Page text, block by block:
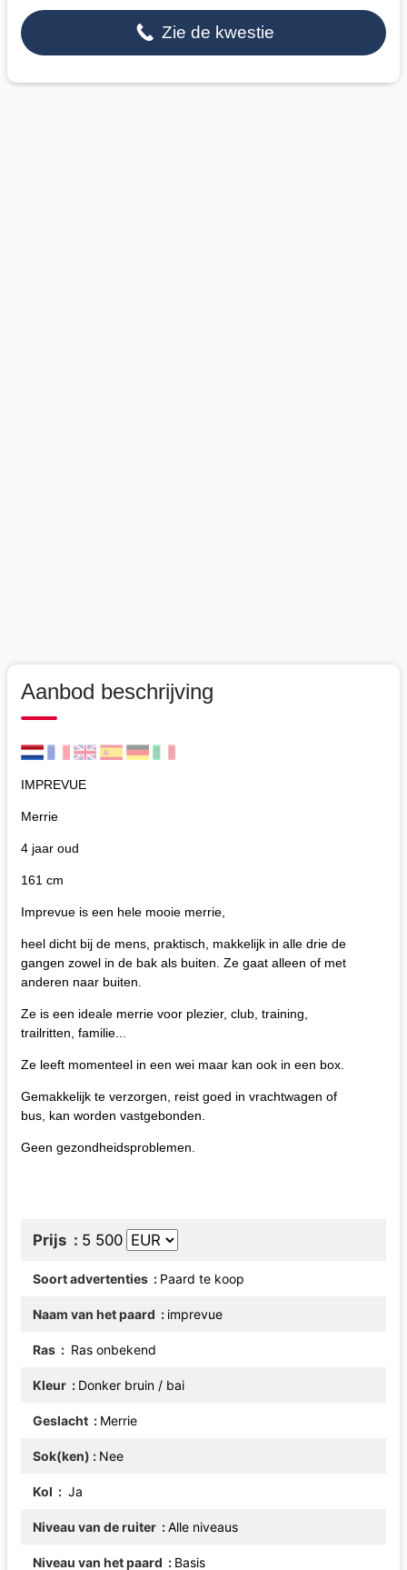
Zie de kwestie
Aanbod beschrijving
IMPREVUE
Merrie
4 jaar oud
161 cm
Imprevue is een hele mooie merrie,
heel dicht bij de mens, praktisch, makkelijk in alle drie de
gangen zowel in de bak als buiten. Ze gaat alleen of met
anderen naar buiten.
Ze is een ideale merrie voor plezier, club, training,
trailritten, familie...
Ze leeft momenteel in een wei maar kan ook in een box.
Gemakkelijk te verzorgen, reist goed in vrachtwagen of
bus, kan worden vastgebonden.
Geen gezondheidsproblemen.
Prijs 5 500
Soort advertenties Paard te koop
Naam van het paard imprevue
Ras Ras onbekend
Kleur Donker bruin / bai
Geslacht Merrie
Sok(ken) Nee
Kol Ja
Niveau van de ruiter Alle niveaus
Niveau van het paard Basis